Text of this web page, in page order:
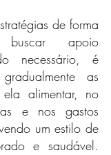
de forma
apoio
necessário, é
as
alimentar, no
e nos gastos
um estilo de
e saudável.